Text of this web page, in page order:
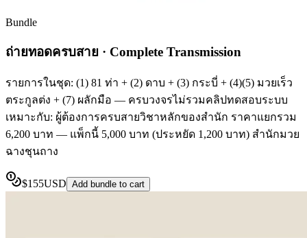
Bundle
ถ่ายทอดครบสาย · Complete Transmission
รายการในชุด: (1) 81 ท่า + (2) ดาบ + (3) กระบี่ + (4)(5) มวยเร็ว
ตระกูลต่ง + (7) ผลักมือ — ครบวงจรไม่รวมคลิปทดสอบระบบ
เหมาะกับ: ผู้ต้องการครบสายวิชาหลักของสำนัก ราคาแยกรวม
6,200 บาท — แพ็กนี้ 5,000 บาท (ประหยัด 1,200 บาท) สำนักมวย
ฉางชุนถาง
$155USD Add bundle to cart